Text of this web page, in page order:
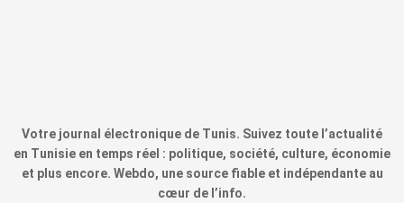
Votre journal électronique de Tunis. Suivez toute l’actualité
en Tunisie en temps réel : politique, société, culture, économie
et plus encore. Webdo, une source fiable et indépendante au
cœur de l’info.